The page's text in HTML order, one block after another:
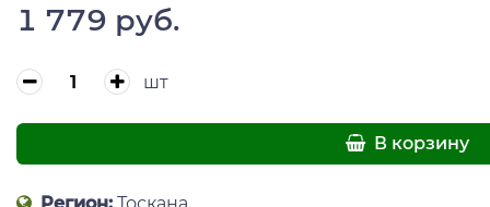
1 779 руб.
шт
В корзину